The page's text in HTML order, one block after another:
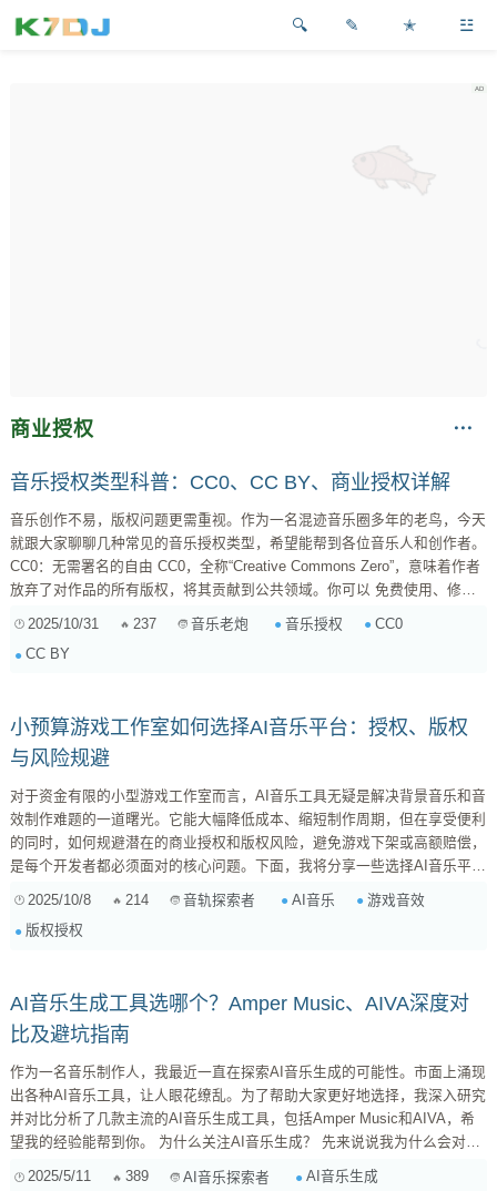
✎ ✭ ☳
商业授权
音乐授权类型科普：CC0、CC BY、商业授权详解
音乐创作不易，版权问题更需重视。作为一名混迹音乐圈多年的老鸟，今天
就跟大家聊聊几种常见的音乐授权类型，希望能帮到各位音乐人和创作者。
CC0：无需署名的自由 CC0，全称“Creative Commons Zero”，意味着作者
放弃了对作品的所有版权，将其贡献到公共领域。你可以 免费使用、修
版权限制的背景音乐、音效等素材。 注意事项： 虽然CC0意...
2025/10/31 237 音乐老炮 音乐授权
CC0
CC BY
小预算游戏工作室如何选择AI音乐平台：授权、版权
与风险规避
对于资金有限的小型游戏工作室而言，AI音乐工具无疑是解决背景音乐和音
效制作难题的一道曙光。它能大幅降低成本、缩短制作周期，但在享受便利
的同时，如何规避潜在的商业授权和版权风险，避免游戏下架或高额赔偿，
是每个开发者都必须面对的核心问题。下面，我将分享一些选择AI音乐平台
乐平台时最重要的部分。务必仔细阅读平台的《服务条款》(Terms of
2025/10/8 214 音轨探索者 AI音乐
游戏音效
版权授权
AI音乐生成工具选哪个？Amper Music、AIVA深度对
比及避坑指南
作为一名音乐制作人，我最近一直在探索AI音乐生成的可能性。市面上涌现
出各种AI音乐工具，让人眼花缭乱。为了帮助大家更好地选择，我深入研究
并对比分析了几款主流的AI音乐生成工具，包括Amper Music和AIVA，希
望我的经验能帮到你。 为什么关注AI音乐生成？ 先来说说我为什么会对AI
音乐生成感兴趣。 简单来说，它能帮我解决以下问题： 快速生成灵感 ：
2025/5/11 389 AI音乐探索者
AI音乐生成